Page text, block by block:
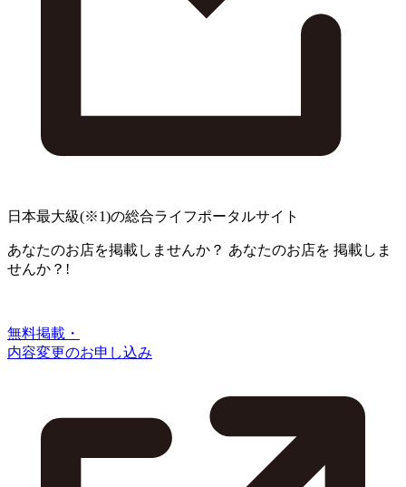
日本最大級(※1)の総合ライフポータルサイト
あなたのお店を掲載しませんか？ あなたのお店を 掲載しま
せんか？!
無料掲載・
内容変更のお申し込み